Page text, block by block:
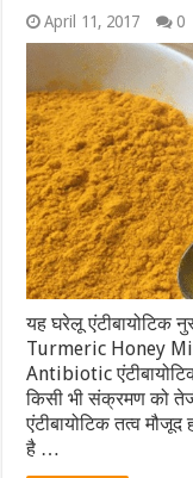
April 11, 2017 0
यह घरेलू एंटीबायोटिक
Turmeric Honey
Antibiotic
किसी भी संक्रमण को
एंटीबायोटिक तत्‍व
है …